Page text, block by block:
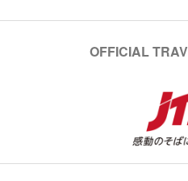
OFFICIAL